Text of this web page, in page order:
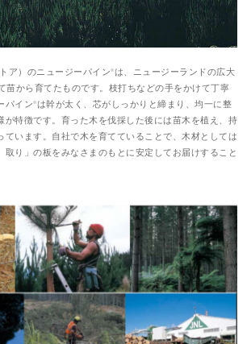
ア）のニュージーパイン®は、ニュージーランドの広大
苗から育てたものです。枝打ちなどの手をかけて丁寧
パイン®は幹が太く、芯がしっかりと締まり、均一に整
が特徴です。育った木を伐採した後には苗木を植え、持
います。 自社で木を育てていることで、木材としては
取り」の板をみなさまのもとに安定してお届けすること